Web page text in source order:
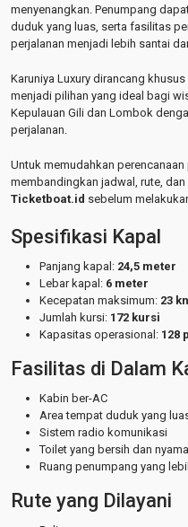
menyenangkan. Penumpang
duduk yang luas, serta fasilitas
perjalanan menjadi lebih santai
Karuniya Luxury dirancang
menjadi pilihan yang ideal bagi
Kepulauan Gili dan Lombok
perjalanan.
Untuk memudahkan
membandingkan jadwal, rute,
Ticketboat.id sebelum
Spesifikasi Kapal
Panjang kapal: 24,5 meter
Lebar kapal: 6 meter
Kecepatan maksimum: 23
Jumlah kursi: 172 kursi
Kapasitas operasional: 128
Fasilitas di Dalam
Kabin ber-AC
Area tempat duduk yang
Sistem radio komunikasi
Toilet yang bersih dan
Ruang penumpang yang
Rute yang Dilayani